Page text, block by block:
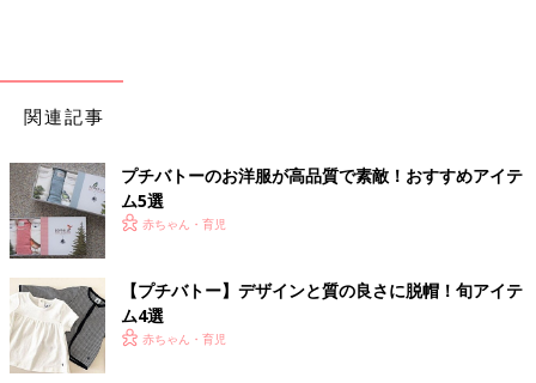
関連記事
プチバトーのお洋服が高品質で素敵！おすすめアイテ
ム5選
赤ちゃん・育児
【プチバトー】デザインと質の良さに脱帽！旬アイテ
ム4選
赤ちゃん・育児